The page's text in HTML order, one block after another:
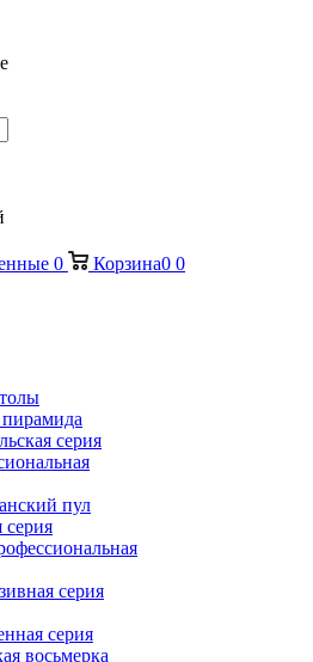
0 Корзина0 0
пирамида
серия
пул
серия
серия
серия
восьмерка